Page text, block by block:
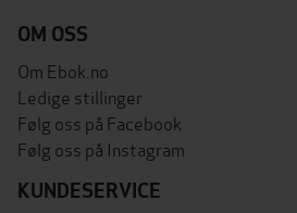
OM OSS
Om Ebok.no
Ledige stillinger
Følg oss på Facebook
Følg oss på Instagram
KUNDESERVICE